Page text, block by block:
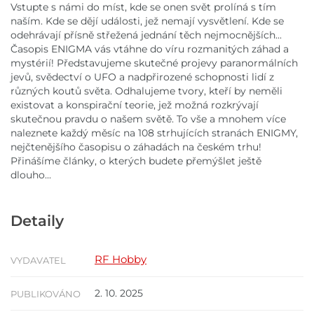
Vstupte s námi do míst, kde se onen svět prolíná s tím
naším. Kde se dějí události, jež nemají vysvětlení. Kde se
odehrávají přísně střežená jednání těch nejmocnějších...
Časopis ENIGMA vás vtáhne do víru rozmanitých záhad a
mystérií! Představujeme skutečné projevy paranormálních
jevů, svědectví o UFO a nadpřirozené schopnosti lidí z
různých koutů světa. Odhalujeme tvory, kteří by neměli
existovat a konspirační teorie, jež možná rozkrývají
skutečnou pravdu o našem světě. To vše a mnohem více
naleznete každý měsíc na 108 strhujících stranách ENIGMY,
nejčtenějšího časopisu o záhadách na českém trhu!
Přinášíme články, o kterých budete přemýšlet ještě
dlouho...
Detaily
VYDAVATEL RF Hobby
PUBLIKOVÁNO 2. 10. 2025